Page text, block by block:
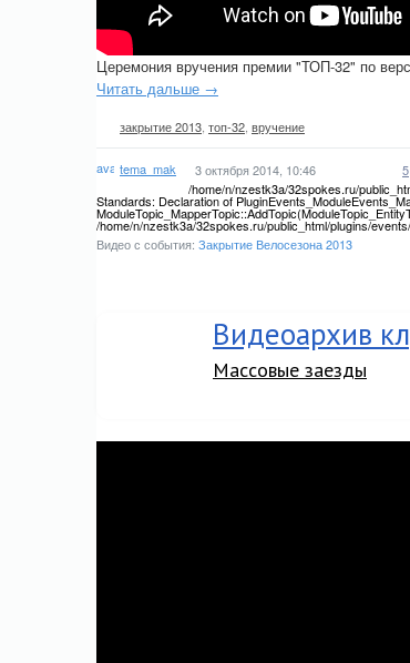
Церемония вручения премии "ТОП-32" по
Читать дальше →
закрытие 2013 топ-32 вручение
tema_mak 3 октября 2014, 10:46 5
/home/n/nzestk3a/32spokes.ru/
Standards: Declaration of
/home/n/nzestk3a/32spokes.ru/public_html/plugins/
Видео с события: Закрытие Велосезона 2013
Видеоархив
Массовые заезды